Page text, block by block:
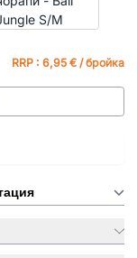
RRP : 6,95 € / бройка